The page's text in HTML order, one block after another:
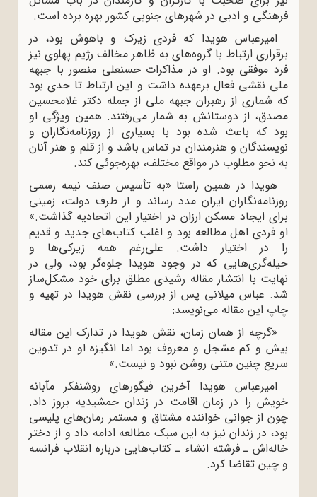
فرهنگى و ادبى در شهرهاى جنوبى کشور بهره برده است.
امیرعباس هویدا که فردى زیرک و باهوش بود، در
برقرارى ارتباط با گروه‌هاى به ظاهر مخالف رژیم پهلوى نیز
فرد موفقى بود. او در مذاکرات حسنعلى منصور با جبهه
ملى نقشى فعال برعهده داشت و این ارتباط تا حدى بود
که شمارى از رهبران جبهه ملى از جمله دکتر غلامحسین
مصدق، از دوستانش به شمار مى‌رفتند. همین ویژگى او
بود که باعث شده بود با بسیارى از روزنامه‌نگاران و
نویسندگان و هنرمندان در تماس باشد و از قلم و هنر آنان
به نحو مطلوب در مواقع مختلف، بهره‌جوئى کند.
هویدا در همین راستا «به تأسیس صنف نیمه رسمى
روزنامه‌نگاران ایران مدد رساند و از طرف دولت، زمینى
براى ایجاد مسکن ارزان در اختیار این اتحادیه گذاشت.»
او فردى اهل مطالعه بود و اغلب کتاب‌هاى جدید و قدیم
را در اختیار داشت. على‌رغم همه زیرکى‌ها و
حیله‌گرى‌هایى که در وجود هویدا جلوه‌گر بود، ولى در
نهایت با انتشار مقاله رشیدى مطلق براى خود مشکل‌ساز
شد. عباس میلانى پس از بررسى نقش هویدا در تهیه و
چاپ این مقاله مى‌نویسد:
«گرچه از همان زمان، نقش هویدا در تدارک این مقاله
بیش و کم مسّجل و معروف بود اما انگیزه او در تدوین
سریع چنین متنى روشن نبود و نیست.»
امیرعباس هویدا آخرین فیگورهاى روشنفکر مآبانه
خویش را در زمان اقامت در زندان جمشیدیه بروز داد.
چون از جوانى خواننده مشتاق و مستمر رمان‌هاى پلیسى
بود، در زندان نیز به این سبک مطالعه ادامه داد و از دختر
خاله‌اش ـ فرشته انشاء ـ کتاب‌هایى درباره انقلاب فرانسه
و چین تقاضا کرد.